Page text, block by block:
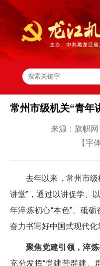
常州市级机关“青年
来源：旗帜
【字
去年以来，常州市
讲堂”，通过以讲促学、
年淬炼初心“本色”、砥砺
奋力书写好中国式现代化
聚焦党建引领，淬炼
充分发挥“党建带群建、